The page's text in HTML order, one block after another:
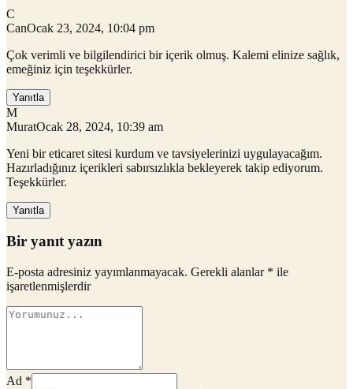
C
CanOcak 23, 2024, 10:04 pm
Çok verimli ve bilgilendirici bir içerik olmuş. Kalemi elinize sağlık,
emeğiniz için teşekkürler.
Yanıtla
M
MuratOcak 28, 2024, 10:39 am
Yeni bir eticaret sitesi kurdum ve tavsiyelerinizi uygulayacağım.
Hazırladığınız içerikleri sabırsızlıkla bekleyerek takip ediyorum.
Teşekkürler.
Yanıtla
Bir yanıt yazın
E-posta adresiniz yayımlanmayacak. Gerekli alanlar * ile
işaretlenmişlerdir
Ad *